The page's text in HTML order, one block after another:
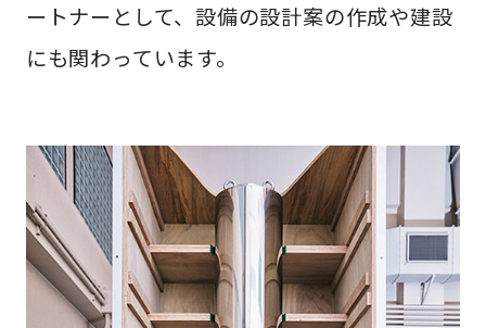
ートナーとして、設備の設計案の作成や建設
にも関わっています。